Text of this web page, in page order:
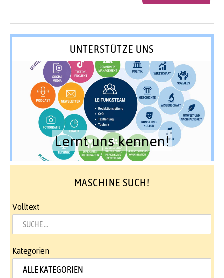
UNTERSTÜTZE UNS
Lernt uns kennen!
MASCHINE SUCH!
Volltext
Kategorien